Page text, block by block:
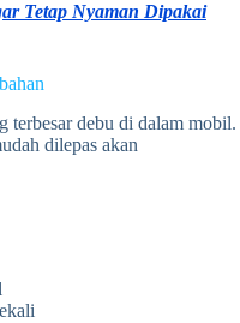
Tetap Nyaman Dipakai
terbesar debu di dalam mobil.
dilepas akan